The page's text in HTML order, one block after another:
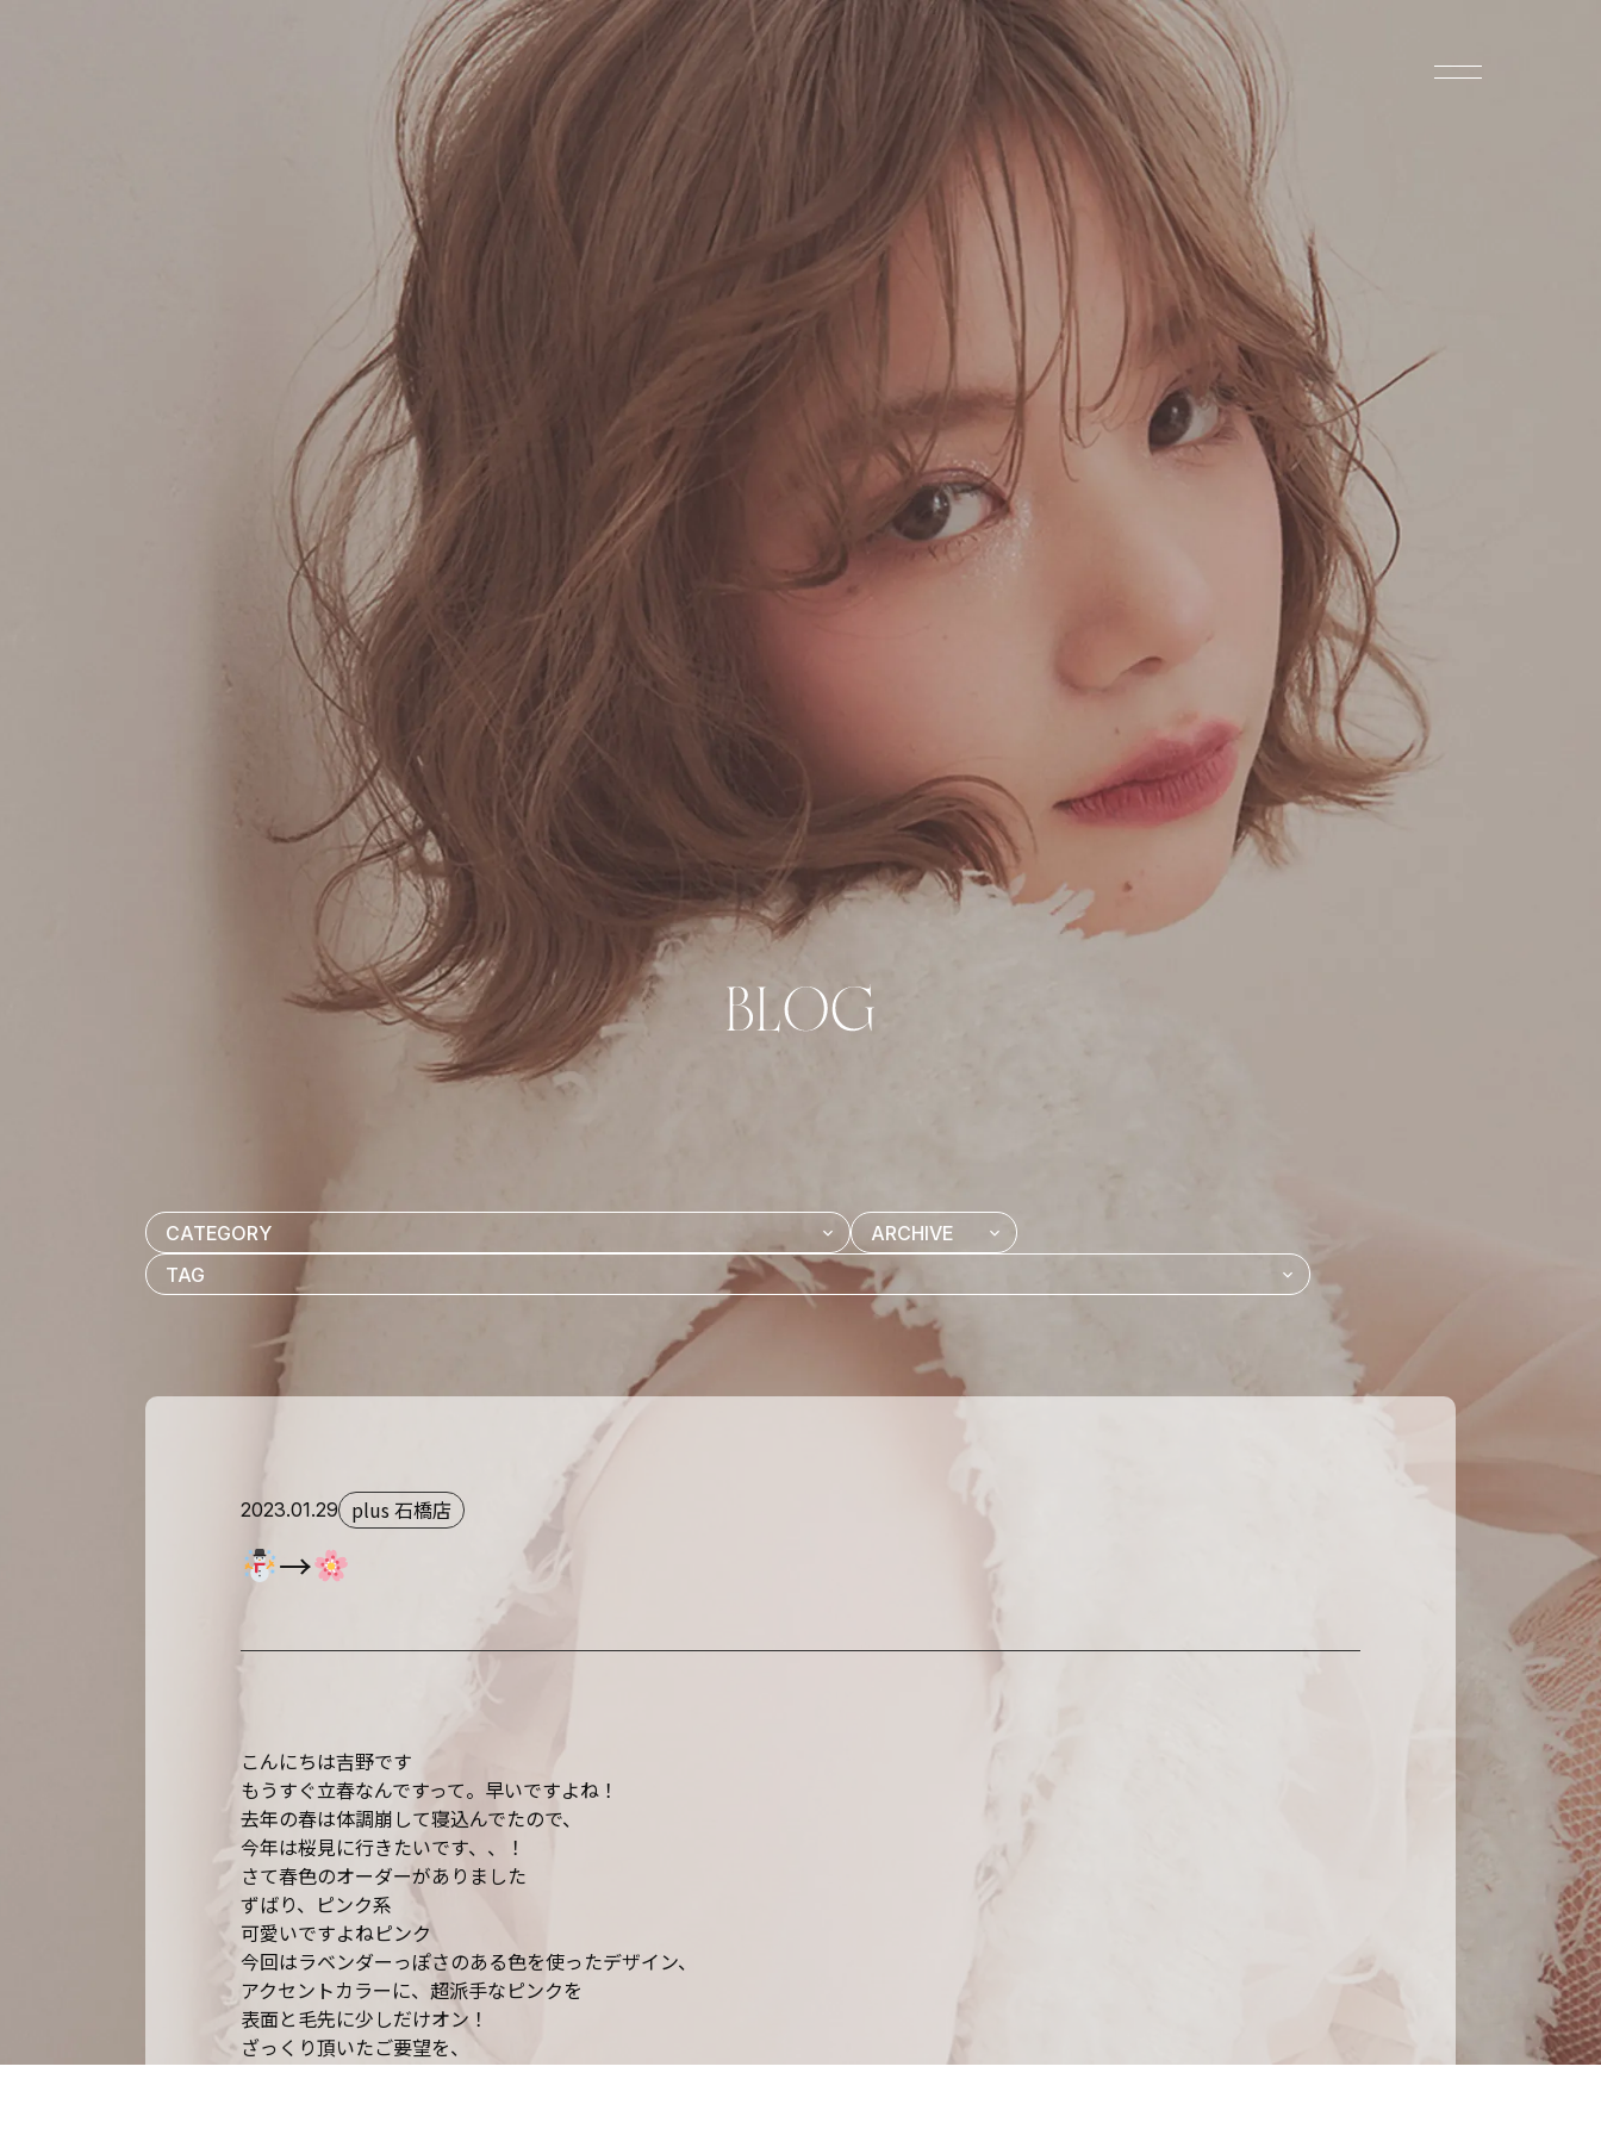
2023.01.29 plus 石橋店
→
こんにちは吉野です
もうすぐ立春なんですって。早いですよね！
去年の春は体調崩して寝込んでたので、
今年は桜見に行きたいです、、！
さて春色のオーダーがありました
ずばり、ピンク系
可愛いですよねピンク
今回はラベンダーっぽさのある色を使ったデザイン、
アクセントカラーに、超派手なピンクを
表面と毛先に少しだけオン！
ざっくり頂いたご要望を、